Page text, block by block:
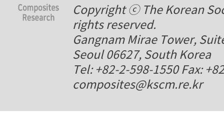
Copyright ⓒ The Korean
rights reserved.
Gangnam Mirae Tower,
Seoul 06627, South Korea
Tel: +82-2-598-1550 Fax:
composites@kscm.re.kr